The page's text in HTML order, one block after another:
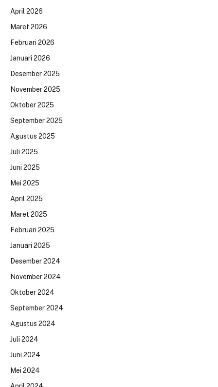
April 2026
Maret 2026
Februari 2026
Januari 2026
Desember 2025
November 2025
Oktober 2025
September 2025
Agustus 2025
Juli 2025
Juni 2025
Mei 2025
April 2025
Maret 2025
Februari 2025
Januari 2025
Desember 2024
November 2024
Oktober 2024
September 2024
Agustus 2024
Juli 2024
Juni 2024
Mei 2024